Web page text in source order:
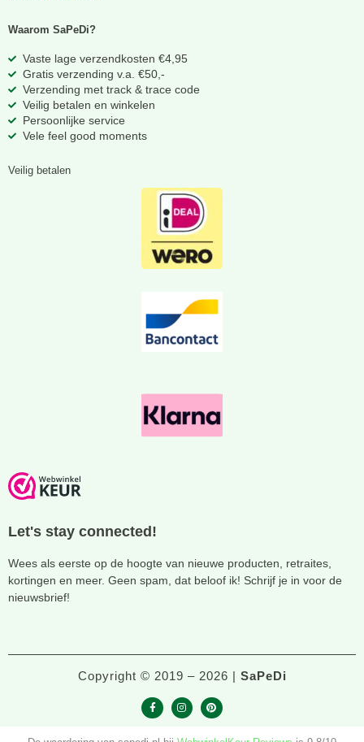
Waarom SaPeDi?
Vaste lage verzendkosten €4,95
Gratis verzending v.a. €50,-
Verzending met track & trace code
Veilig betalen en winkelen
Persoonlijke service
Vele feel good moments
Veilig betalen
Let's stay connected!
Wees als eerste op de hoogte van nieuwe producten, retraites,
kortingen en meer. Geen spam, dat beloof ik! Schrijf je in voor de
nieuwsbrief!
Copyright © 2019 – 2026 | SaPeDi
F
I
s
P
n